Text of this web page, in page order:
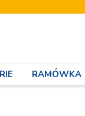
RAMÓWKA